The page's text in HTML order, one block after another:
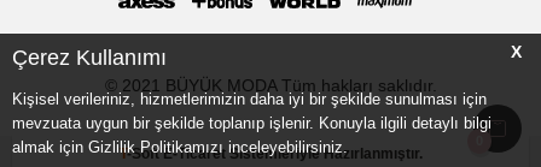
X
Çerez Kullanımı
Kişisel verileriniz, hizmetlerimizin daha iyi bir şekilde sunulması için
mevzuata uygun bir şekilde toplanıp işlenir. Konuyla ilgili detaylı bilgi
almak için Gizlilik Politikamızı inceleyebilirsiniz.
© 2021 BÜYÜK MODA Tüm hakları saklıdır.
T-SoftE-TicaretSistemleriyle Hazırlanmıştır.